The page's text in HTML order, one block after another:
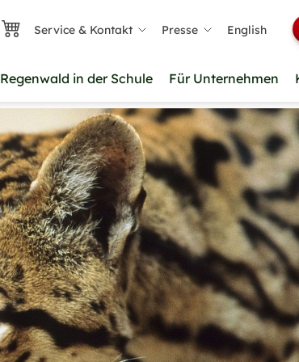
Service & Kontakt Presse English
Regenwald in der Schule Für Unternehmen